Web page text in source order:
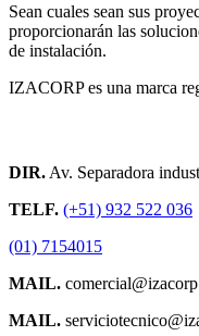
Sean cuales sean sus
proporcionarán las
de instalación.
IZACORP es una marca
DIR. Av. Separadora
TELF. (+51) 932 522 036
(01) 7154015
MAIL.
MAIL.